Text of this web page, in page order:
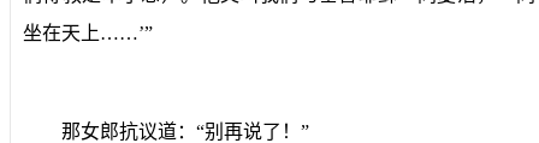
坐在天上……’”
那女郎抗议道：“别再说了！”